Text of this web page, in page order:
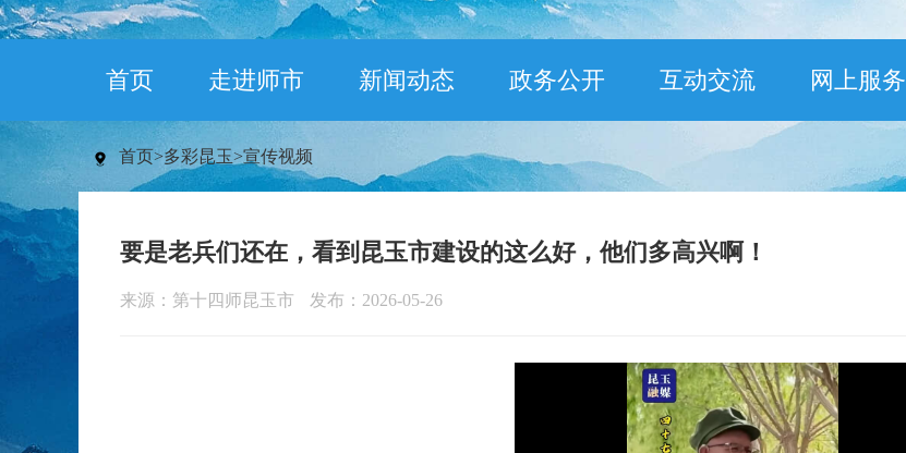
首页 走进师市 新闻动态 政务公开 互动交流 网上服务
首页>多彩昆玉>宣传视频
要是老兵们还在，看到昆玉市建设的这么好，他们多高兴啊！
来源：第十四师昆玉市 发布：2026-05-26